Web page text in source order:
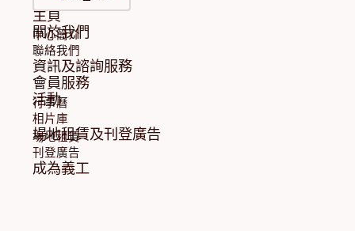
主頁
關於我們
中心簡介
聯絡我們
資訊及諮詢服務
會員服務
活動
行事曆
相片庫
場地租賃及刊登廣告
場地租賃
刊登廣告
成為義工